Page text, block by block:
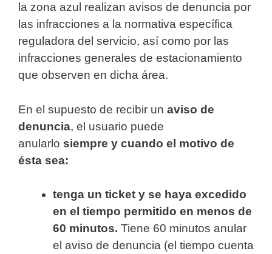
la zona azul realizan avisos de denuncia por
las infracciones a la normativa específica
reguladora del servicio, así como por las
infracciones generales de estacionamiento
que observen en dicha área.
En el supuesto de recibir un aviso de
denuncia, el usuario puede
anularlo siempre y cuando el motivo de
ésta sea:
tenga un ticket y se haya excedido
en el tiempo permitido en menos de
60 minutos. Tiene 60 minutos anular
el aviso de denuncia (el tiempo cuenta